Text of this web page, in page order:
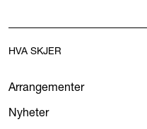
HVA SKJER
Arrangementer
Nyheter